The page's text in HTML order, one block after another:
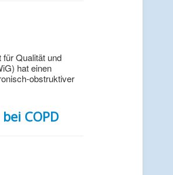
Qualität und
hat einen
obstruktiver
COPD